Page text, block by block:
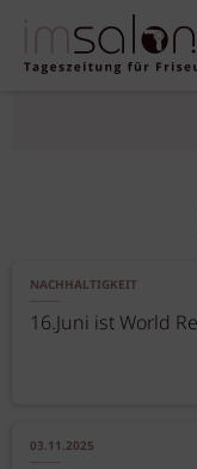
NACHHALTIGKEIT
16.Juni ist World
03.11.2025